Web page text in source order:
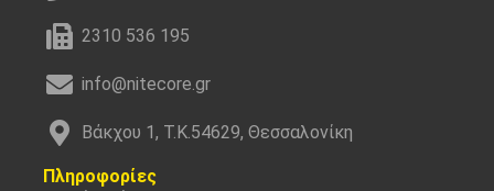
2310 536 195
info@nitecore.gr
Βάκχου 1, Τ.Κ.54629, Θεσσαλονίκη
Πληροφορίες